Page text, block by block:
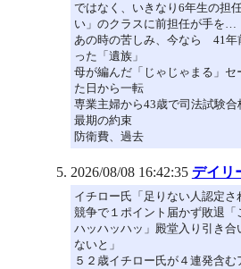
ではなく、いきなり6年生の担
い」のクラスに前担任が手を…
あの時の苦しみ、今なら 41年
った「遺族」
母が編んだ「じゃじゃまる」
た日から一転
専業主婦から43歳で司法試験
最期の約束
防衛費、過去
2026/08/08 16:42:35 デイリ
イチロー氏「足りない人認定
競争で１ポイント届かず敗退「
ハッハッハッ」殿堂入り引き
ないと」
５２歳イチロー氏が４連発含